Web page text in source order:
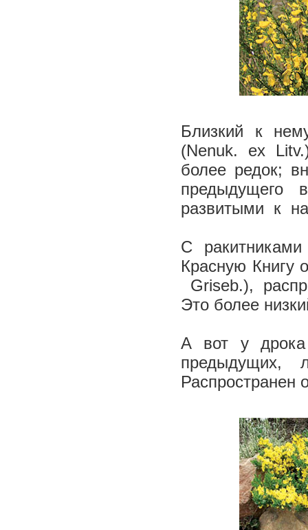
Близкий к
(Nenuk. ex
более редок;
предыдущего
развитыми к
С
Красную Книгу
Griseb.),
Это более
А вот у дрока
предыдущих,
Распространен